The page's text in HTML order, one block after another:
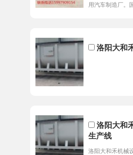
用汽车制造厂。
洛阳大和
洛阳大和
生产线
洛阳大和禾机械